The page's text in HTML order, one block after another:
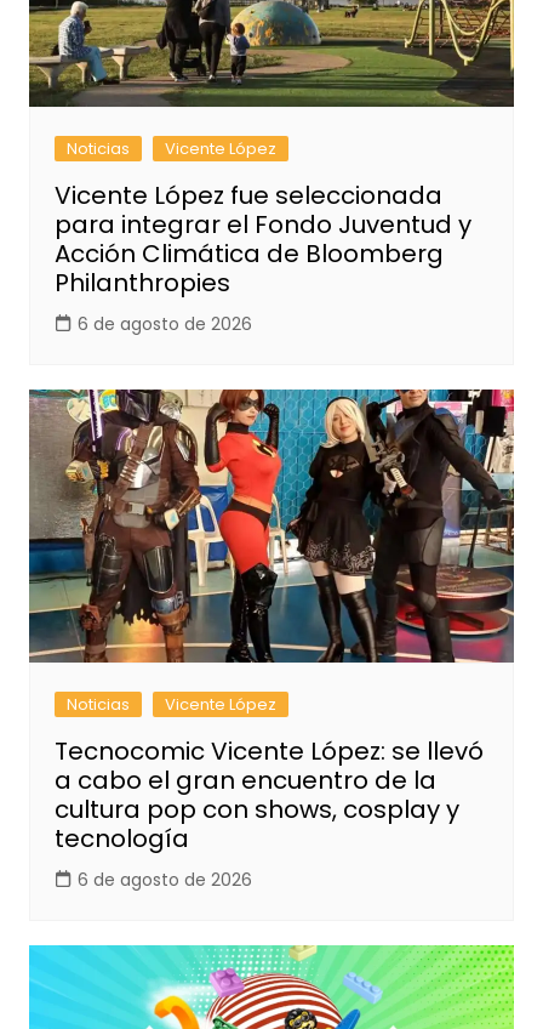
Noticias Vicente López
Vicente López fue seleccionada
para integrar el Fondo Juventud y
Acción Climática de Bloomberg
Philanthropies
6 de agosto de 2026
Noticias Vicente López
Tecnocomic Vicente López: se llevó
a cabo el gran encuentro de la
cultura pop con shows, cosplay y
tecnología
6 de agosto de 2026